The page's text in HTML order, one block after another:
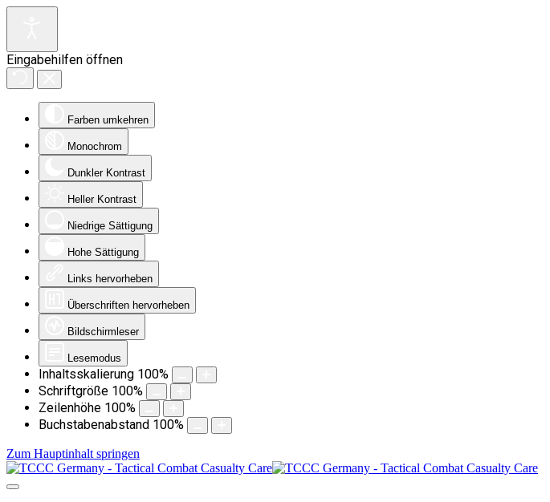
Eingabehilfen öffnen
Farben umkehren
Monochrom
Dunkler Kontrast
Heller Kontrast
Niedrige Sättigung
Hohe Sättigung
Links hervorheben
Überschriften hervorheben
Bildschirmleser
Lesemodus
Inhaltsskalierung 100%
Schriftgröße 100%
Zeilenhöhe 100%
Buchstabenabstand 100%
Zum Hauptinhalt springen